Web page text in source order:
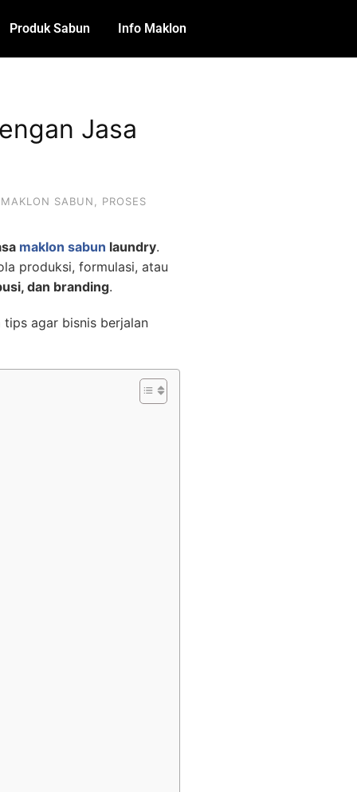
Produk Sabun Info Maklon
Jasa
MAKLON SABUN
PROSES
maklon sabun laundry.
produksi, formulasi, atau
dan branding.
tips agar bisnis berjalan